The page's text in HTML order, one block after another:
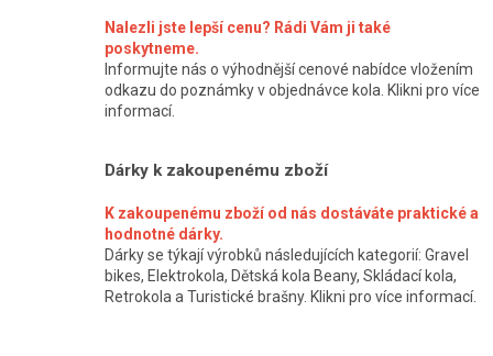
Nalezli jste lepší cenu? Rádi Vám ji také
poskytneme.
Informujte nás o výhodnější cenové nabídce vložením
odkazu do poznámky v objednávce kola. Klikni pro více
informací.
Dárky k zakoupenému zboží
K zakoupenému zboží od nás dostáváte praktické a
hodnotné dárky.
Dárky se týkají výrobků následujících kategorií: Gravel
bikes, Elektrokola, Dětská kola Beany, Skládací kola,
Retrokola a Turistické brašny. Klikni pro více informací.